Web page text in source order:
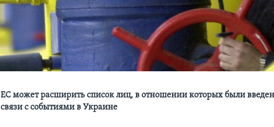
ЕС может расширить список лиц, в отношении которых были
связи с событиями в Украине